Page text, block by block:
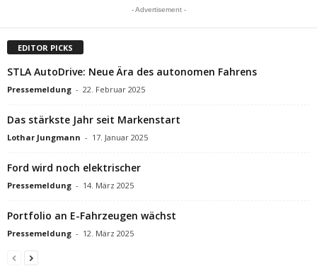
- Advertisement -
EDITOR PICKS
STLA AutoDrive: Neue Ära des autonomen Fahrens
Pressemeldung - 22. Februar 2025
Das stärkste Jahr seit Markenstart
Lothar Jungmann - 17. Januar 2025
Ford wird noch elektrischer
Pressemeldung - 14. März 2025
Portfolio an E-Fahrzeugen wächst
Pressemeldung - 12. März 2025